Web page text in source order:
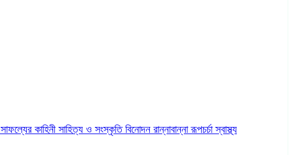
সাফল্যের কাহিনী সাহিত্য ও সংস্কৃতি বিনোদন রান্নাবান্নারূপচর্চাস্বাস্থ্য